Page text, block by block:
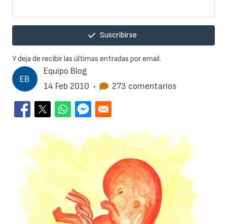
Equipo Blog
14 Feb 2010 • 273 comentarios
Suscribirse
Y deja de recibir las últimas entradas por email.